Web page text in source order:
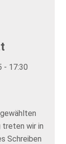
- 17:30
treten wir in
Schreiben